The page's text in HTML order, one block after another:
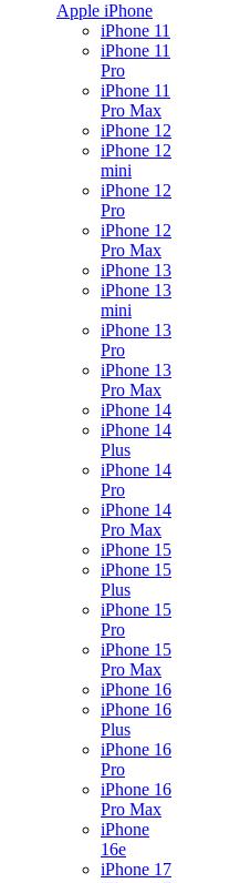
Apple iPhone
iPhone 11
iPhone 11
Pro
iPhone 11
Pro Max
iPhone 12
iPhone 12
mini
iPhone 12
Pro
iPhone 12
Pro Max
iPhone 13
iPhone 13
mini
iPhone 13
Pro
iPhone 13
Pro Max
iPhone 14
iPhone 14
Plus
iPhone 14
Pro
iPhone 14
Pro Max
iPhone 15
iPhone 15
Plus
iPhone 15
Pro
iPhone 15
Pro Max
iPhone 16
iPhone 16
Plus
iPhone 16
Pro
iPhone 16
Pro Max
iPhone
16e
iPhone 17